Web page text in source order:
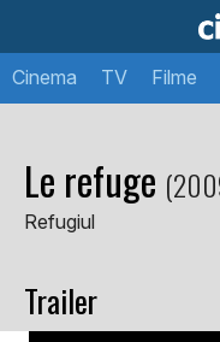
Cinema TV Filme
Le refuge
Refugiul
Trailer